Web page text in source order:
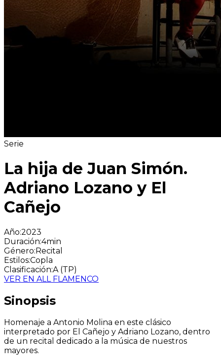
Serie
La hija de Juan Simón.
Adriano Lozano y El
Cañejo
Año:2023
Duración:4min
Género:Recital
Estilos:Copla
Clasificación:A (TP)
VER EN ALL FLAMENCO
Sinopsis
Homenaje a Antonio Molina en este clásico
interpretado por El Cañejo y Adriano Lozano, dentro
de un recital dedicado a la música de nuestros
mayores.